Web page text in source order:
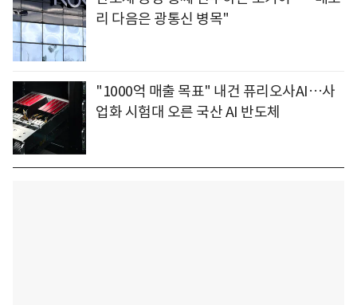
리 다음은 광통신 병목"
"1000억 매출 목표" 내건 퓨리오사AI…사
업화 시험대 오른 국산 AI 반도체